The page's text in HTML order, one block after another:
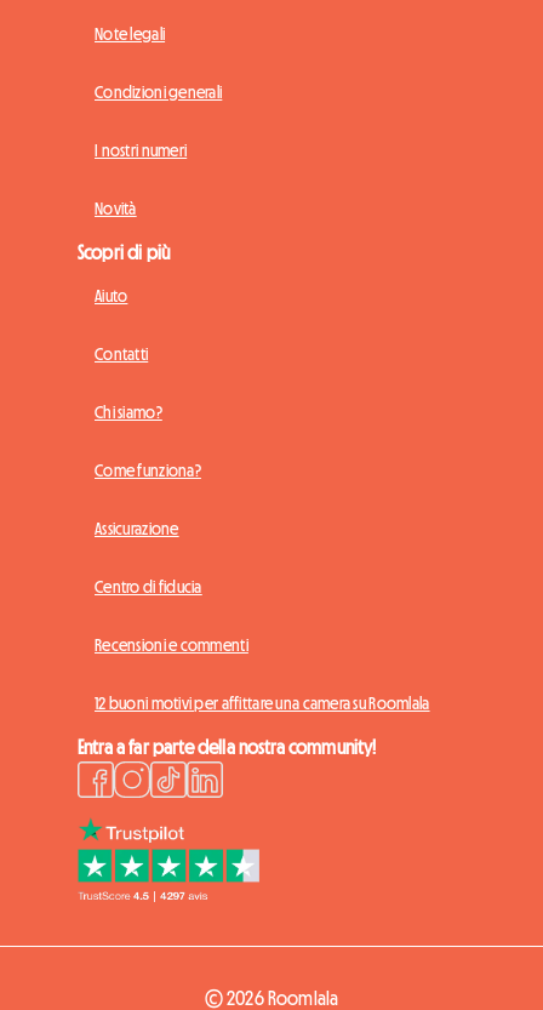
Note legali
Condizioni generali
I nostri numeri
Novità
Scopri di più
Aiuto
Contatti
Chi siamo?
Come funziona?
Assicurazione
Centro di fiducia
Recensioni e commenti
12 buoni motivi per affittare una camera su Roomlala
Entra a far parte della nostra community!
© 2026 Roomlala